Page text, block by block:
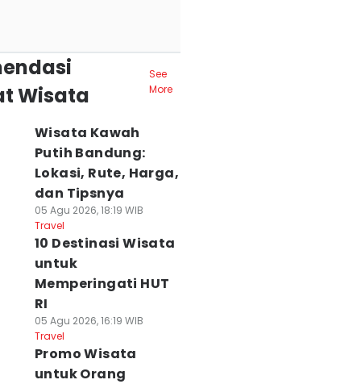
Wisata
See
More
Wisata Kawah
Putih Bandung:
Lokasi, Rute, Harga,
dan Tipsnya
05 Agu 2026, 18:19 WIB
Travel
10 Destinasi Wisata
untuk
Memperingati HUT
RI
05 Agu 2026, 16:19 WIB
Travel
Promo Wisata
untuk Orang